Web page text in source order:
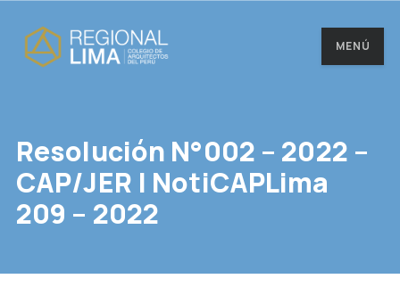
MENÚ
Resolución N°002 – 2022 –
CAP/JER | NotiCAPLima
209 – 2022